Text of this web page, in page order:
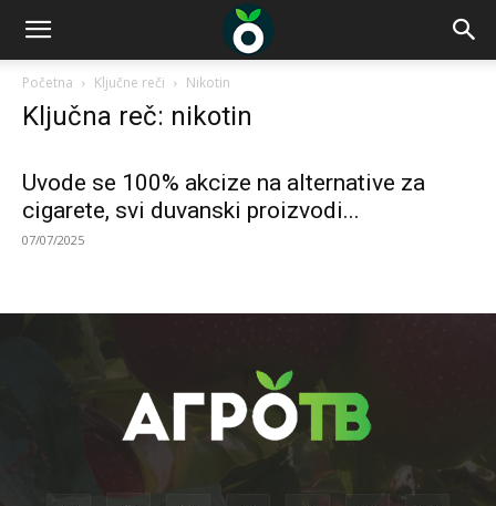
Početna Ključne reči Nikotin
Ključna reč: nikotin
Uvode se 100% akcize na alternative za
cigarete, svi duvanski proizvodi...
07/07/2025